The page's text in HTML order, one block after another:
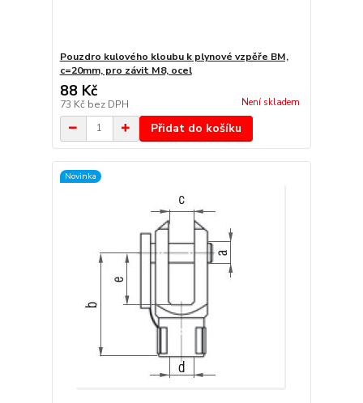
Pouzdro kulového kloubu k plynové vzpěře BM,
c=20mm, pro závit M8, ocel
88 Kč
73 Kč bez DPH Není skladem
Přidat do košíku
Novinka